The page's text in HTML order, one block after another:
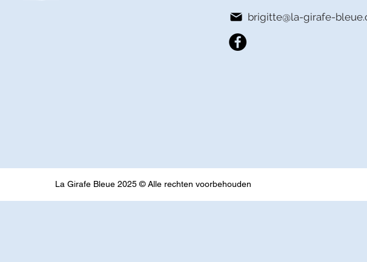
brigitte@la-girafe-
La Girafe Bleue 2025 © Alle rechten voorbehouden